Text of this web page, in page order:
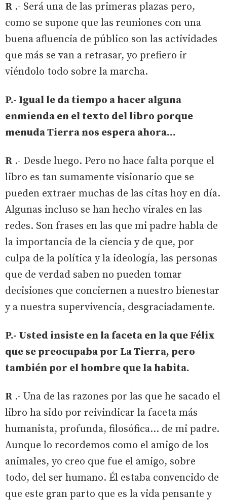
R .- Será una de las primeras plazas pero,
como se supone que las reuniones con una
buena afluencia de público son las actividades
que más se van a retrasar, yo prefiero ir
viéndolo todo sobre la marcha.
P.- Igual le da tiempo a hacer alguna
enmienda en el texto del libro porque
menuda Tierra nos espera ahora…
R .- Desde luego. Pero no hace falta porque el
libro es tan sumamente visionario que se
pueden extraer muchas de las citas hoy en día.
Algunas incluso se han hecho virales en las
redes. Son frases en las que mi padre habla de
la importancia de la ciencia y de que, por
culpa de la política y la ideología, las personas
que de verdad saben no pueden tomar
decisiones que conciernen a nuestro bienestar
y a nuestra supervivencia, desgraciadamente.
P.- Usted insiste en la faceta en la que Félix
que se preocupaba por La Tierra, pero
también por el hombre que la habita.
R .- Una de las razones por las que he sacado el
libro ha sido por reivindicar la faceta más
humanista, profunda, filosófica… de mi padre.
Aunque lo recordemos como el amigo de los
animales, yo creo que fue el amigo, sobre
todo, del ser humano. Él estaba convencido de
que este gran parto que es la vida pensante y